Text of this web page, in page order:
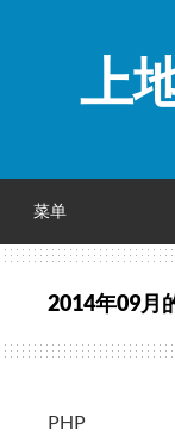
上
菜单
2014年09月
PHP